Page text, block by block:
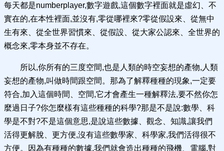
每天都是numberplayer,數字遊戲,這個數字裡面就是虛幻、不
實在的,在本性裡面,並沒有,零從哪裡來?零從假設來、從無中
生有來、從全世界習慣來、從假設、從大家公認來、全世界的
概念來,零本身並不存在。
所以,你所有的三度空間,也是人類的時空妄想的產物,人類
妄想的產物,叫做時間跟空間。那為了解釋種種的現象,一定要
符合,加入這個時間、空間,它才會產生一種解釋法,要不然你怎
麼過日子?你怎麼樣有這些種種的科學?那是不是說:數學、科
學是不對?不是這個意思,是說這些數據、觀念、知識,讓我們
活得更解脫、更方便,沒有這些數學家、科學家,我們活得很不
方便。因為有種種的數據,我們就會造出種種的飛機、電腦,對